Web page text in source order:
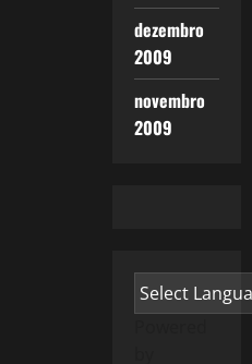
dezembro
2009
novembro
2009